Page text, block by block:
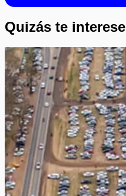
Quizás te interese